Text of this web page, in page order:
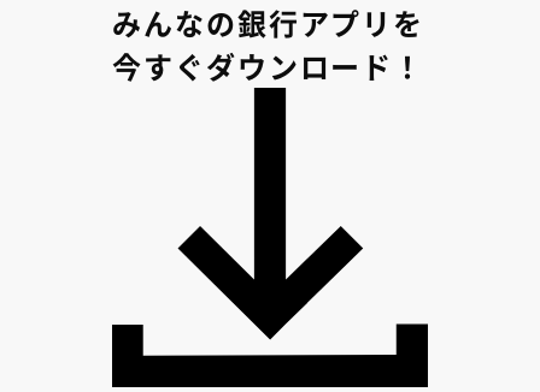
みんなの銀行アプリを
今すぐダウンロード！